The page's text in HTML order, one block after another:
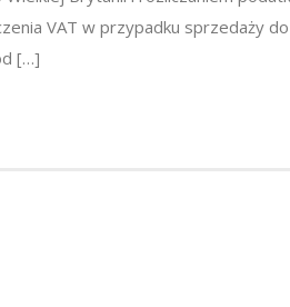
VAT w przypadku sprzedaży
[…]